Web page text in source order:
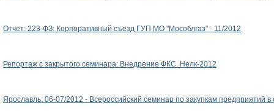
Отчет: 223-ФЗ: Корпоративный съезд ГУП МО "Мособлгаз" - 11/2012
Репортаж с закрытого семинара: Внедрение ФКС. Нелк-2012
Ярославль: 06-07/2012 - Всероссийский семинар по закупкам предприятий в